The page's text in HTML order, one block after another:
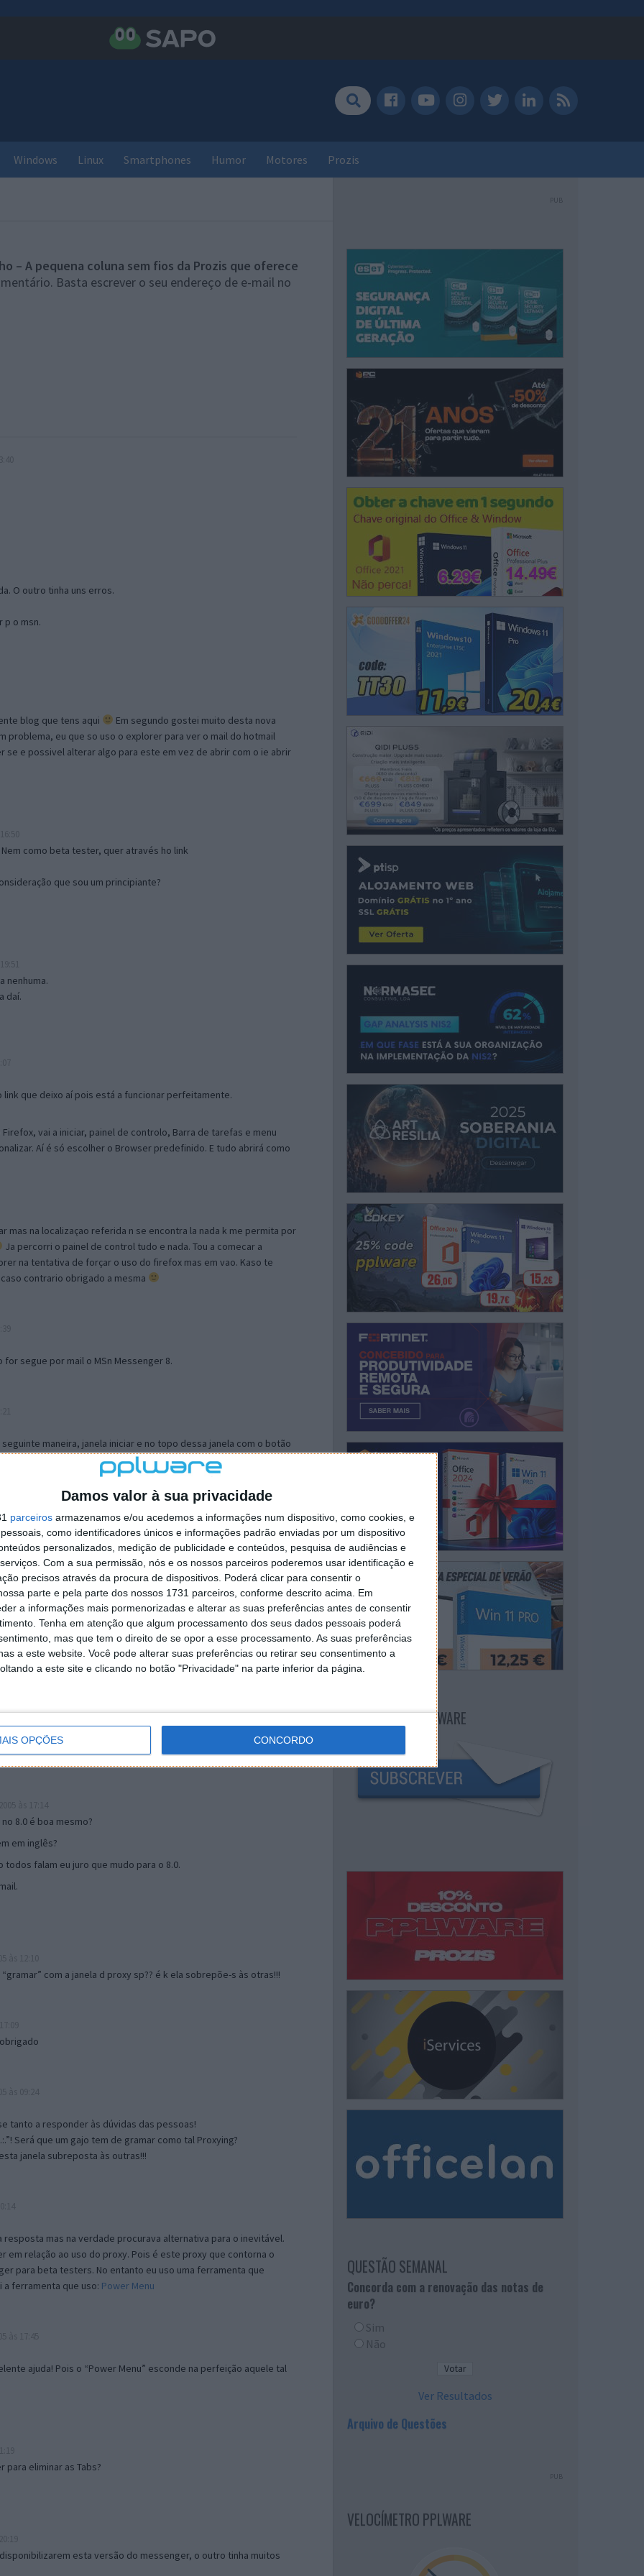
Damos valor à sua privacidade
parceiros armazenamos e/ou acedemos a informações num dispositivo, como cookies, e
como identificadores únicos e informações padrão enviadas por um dispositivo
personalizados, medição de publicidade e conteúdos, pesquisa de audiências e
Com a sua permissão, nós e os nossos parceiros poderemos usar identificação e
precisos através da procura de dispositivos. Poderá clicar para consentir o
parte e pela parte dos nossos 1731 parceiros, conforme descrito acima. Em
a informações mais pormenorizadas e alterar as suas preferências antes de consentir
Tenha em atenção que algum processamento dos seus dados pessoais poderá
mas que tem o direito de se opor a esse processamento. As suas preferências
a este website. Você pode alterar suas preferências ou retirar seu consentimento a
a este site e clicando no botão "Privacidade" na parte inferior da página.
OPÇÕES CONCORDO
Windows Linux Smartphones Humor Motores Prozis
– A pequena coluna sem fios da Prozis que oferece
Basta escrever o seu endereço de e-mail no
O outro tinha uns erros.
p o msn.
blog que tens aqui
Em segundo gostei muito desta nova
problema, eu que so uso o explorer para ver o mail do hotmail
se e possivel alterar algo para este em vez de abrir com o ie abrir
como beta tester, quer através ho link
que sou um principiante?
nenhuma.
daí.
que deixo aí pois está a funcionar perfeitamente.
vai a iniciar, painel de controlo, Barra de tarefas e menu
Aí é só escolher o Browser predefinido. E tudo abrirá como
mas na localizaçao referida n se encontra la nada k me permita por
Ja percorri o painel de control tudo e nada. Tou a comecar a
na tentativa de forçar o uso do firefox mas em vao. Kaso te
contrario obrigado a mesma
for segue por mail o MSn Messenger 8.
maneira, janela iniciar e no topo dessa janela com o botão
separador Menu ‘Iniciar’ clica no botão ‘Personalizar’ aí
escolheres o Browser com que queres navegar e o gestor de
ao teu Firefox e nas ferramentas ou tools escolhes ‘Opções’ ou
e logo perto do fim encontras um local para colocares um visto
é o browser predefinido.
mail algum.
17:00
8.0 é boa mesmo?
em inglês?
falam eu juro que mudo para o 8.0.
com a janela d proxy sp?? é k ela sobrepõe-s às otras!!!
tanto a responder às dúvidas das pessoas!
Será que um gajo tem de gramar como tal Proxying?
janela subreposta às outras!!!
mas na verdade procurava alternativa para o inevitável.
em relação ao uso do proxy. Pois é este proxy que contorna o
para beta testers. No entanto eu uso uma ferramenta que
ferramenta que uso: Power Menu
ajuda! Pois o “Power Menu” esconde na perfeição aquele tal
para eliminar as Tabs?
esta versão do messenger, o outro tinha muitos
PUB
NEWSLETTER PPLWARE
QUESTÃO SEMANAL
Concorda com a renovação das notas de
euro?
Sim
Não
Ver Resultados
Arquivo de Questões
PUB
VELOCÍMETRO PPLWARE